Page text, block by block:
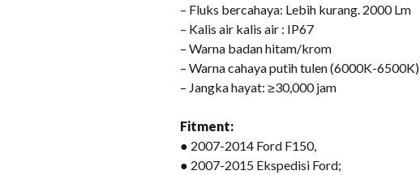
– Fluks bercahaya: Lebih kurang. 2000 Lm
– Kalis air kalis air : IP67
– Warna badan hitam/krom
– Warna cahaya putih tulen (6000K-6500K)
– Jangka hayat: ≥30,000 jam
Fitment:
● 2007-2014 Ford F150,
● 2007-2015 Ekspedisi Ford;